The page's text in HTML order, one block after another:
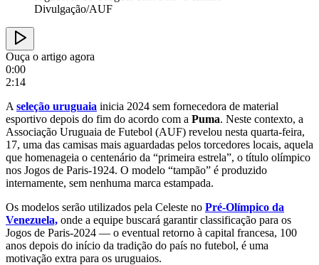
Divulgação/AUF
Ouça o artigo agora
0:00
2:14
A seleção uruguaia inicia 2024 sem fornecedora de material
esportivo depois do fim do acordo com a Puma. Neste contexto, a
Associação Uruguaia de Futebol (AUF) revelou nesta quarta-feira,
17, uma das camisas mais aguardadas pelos torcedores locais, aquela
que homenageia o centenário da “primeira estrela”, o título olímpico
nos Jogos de Paris-1924. O modelo “tampão” é produzido
internamente, sem nenhuma marca estampada.
Os modelos serão utilizados pela Celeste no Pré-Olímpico da
Venezuela, onde a equipe buscará garantir classificação para os
Jogos de Paris-2024 — o eventual retorno à capital francesa, 100
anos depois do início da tradição do país no futebol, é uma
motivação extra para os uruguaios.